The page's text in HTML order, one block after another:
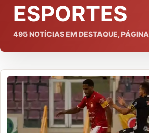
ESPORTES
495NOTÍCIAS EM DESTAQUE, PÁGINA